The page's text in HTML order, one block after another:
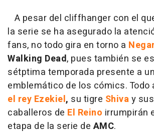
A pesar del cliffhanger con el
la serie se ha asegurado la
fans, no todo gira en torno a
Walking Dead, pues también se
sétptima temporada presente a
emblemático de los cómics. Todo
el rey Ezekiel, su tigre Shivay
caballeros de El Reino irrumpirán
etapa de la serie de AMC.